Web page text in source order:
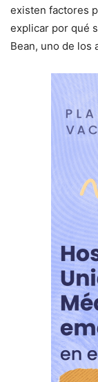
existen factores
explicar por qué
Bean, uno de los